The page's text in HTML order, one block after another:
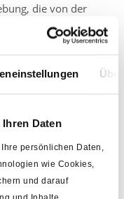
Daten
persönlichen Daten,
wie Cookies,
und darauf
die von der
sowie auf Daten
Mitwirkenden. Die
Orientierungshilfe
Wohnungsmarkt
Er greift weder in
die